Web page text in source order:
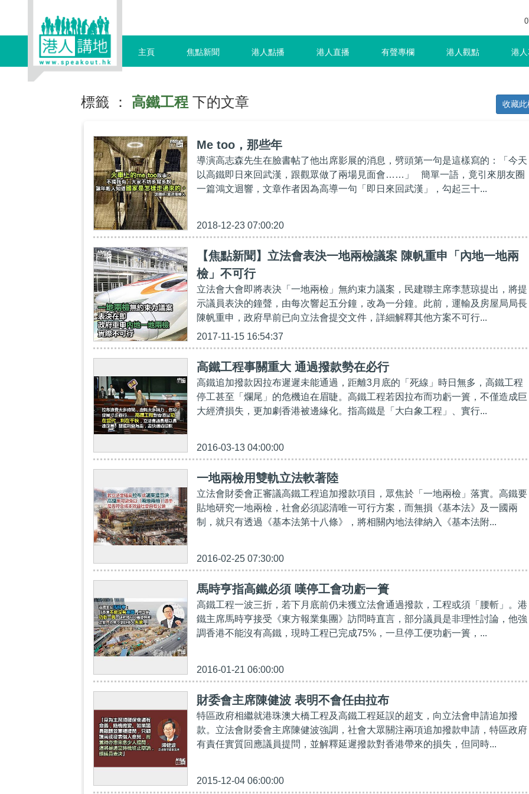
主頁 焦點新聞 港人點播 港人直播 有聲專欄 港人觀點 港
標籤 ： 高鐵工程 下的文章 收藏此
Me too，那些年
導演高志森先生在臉書帖了他出席影展的消息，劈頭第一句是這樣寫的：「今天
以高鐵即日來回武漢，跟觀眾做了兩場見面會……」 簡單一語，竟引來朋友圈
一篇鴻文迴響，文章作者因為高導一句「即日來回武漢」，勾起三十...
2018-12-23 07:00:20
【焦點新聞】立法會表決一地兩檢議案 陳帆重申「內地一地兩
檢」不可行
立法會大會即將表決「一地兩檢」無約束力議案，民建聯主席李慧琼提出，將提
示議員表決的鐘聲，由每次響起五分鐘，改為一分鐘。此前，運輸及房屋局局長
陳帆重申，政府早前已向立法會提交文件，詳細解釋其他方案不可行...
2017-11-15 16:54:37
高鐵工程事關重大 通過撥款勢在必行
高鐵追加撥款因拉布遲遲未能通過，距離3月底的「死線」時日無多，高鐵工程
停工甚至「爛尾」的危機迫在眉睫。高鐵工程若因拉布而功虧一簣，不僅造成巨
大經濟損失，更加劇香港被邊緣化。指高鐵是「大白象工程」、實行...
2016-03-13 04:00:00
一地兩檢用雙軌立法軟著陸
立法會財委會正審議高鐵工程追加撥款項目，眾焦於「一地兩檢」落實。高鐵要
貼地研究一地兩檢，社會必須認清唯一可行方案，而無損《基本法》及一國兩
制，就只有透過《基本法第十八條》，將相關內地法律納入《基本法附...
2016-02-25 07:30:00
馬時亨指高鐵必須 嘆停工會功虧一簣
高鐵工程一波三折，若下月底前仍未獲立法會通過撥款，工程或須「腰斬」。港
鐵主席馬時亨接受《東方報業集團》訪問時直言，部分議員是非理性討論，他強
調香港不能沒有高鐵，現時工程已完成75%，一旦停工便功虧一簣，...
2016-01-21 06:00:00
財委會主席陳健波 表明不會任由拉布
特區政府相繼就港珠澳大橋工程及高鐵工程延誤的超支，向立法會申請追加撥
款。立法會財委會主席陳健波強調，社會大眾關注兩項追加撥款申請，特區政府
有責任實質回應議員提問，並解釋延遲撥款對香港帶來的損失，但同時...
2015-12-04 06:00:00